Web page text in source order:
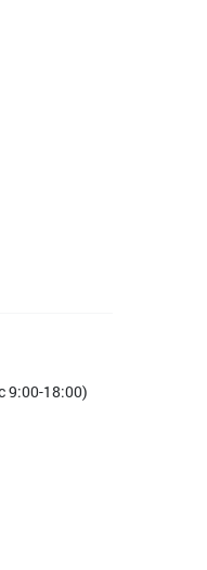
9:00-18:00)